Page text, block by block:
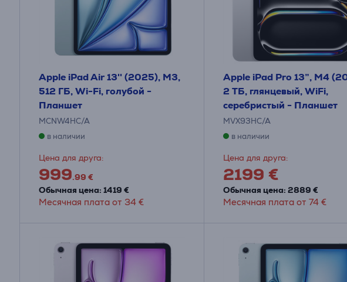
Apple iPad Air 13'' (2025), M3,
512 ГБ, Wi-Fi, голубой -
Планшет
MCNW4HC/A
в наличии
Цена для друга:
999.99 €
Обычная цена: 1419 €
Месячная плата от 34 €
Apple iPad Pro 13”, M4
2 ТБ, глянцевый, WiFi,
серебристый - Планшет
MVX93HC/A
в наличии
Цена для друга:
2199 €
Обычная цена: 2889 €
Месячная плата от 74 €